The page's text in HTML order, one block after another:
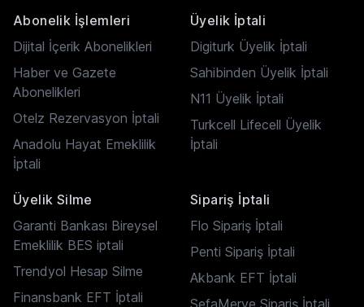
Abonelik İşlemleri
Dijital İçerik Abonelikleri
Haber ve Gazete
Abonelikleri
Otelz Rezervasyon İptali
Anadolu Hayat Emeklilik
İptali
Üyelik İptali
Digiturk Üyelik İptali
Sahibinden Üyelik İptali
N11 Üyelik İptali
Turkcell Lifecell Üyelik
İptali
Üyelik Silme
Garanti Bankası Bireysel
Emeklilik BES iptali
Trendyol Hesap Silme
Finansbank EFT İptali
Sipariş İptali
Flo Sipariş İptali
Penti Sipariş İptali
Akbank EFT İptali